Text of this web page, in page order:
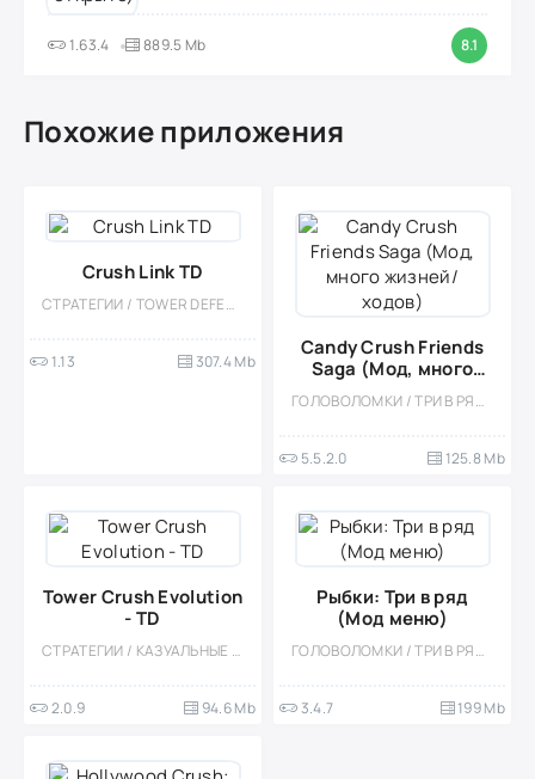
1.63.4 889.5 Mb 8.1
Похожие приложения
Crush Link TD
СТРАТЕГИИ / TOWER DEFENCE / КИБЕРПАНК / БУДУЮЩИЕ / НАУЧНАЯ ФАНТАСТИКА / БОССЫ / МОД / ПЛАТНАЯ
1.13 307.4 Mb
Candy Crush Friends
Saga (Мод, много
жизней/ходов)
ГОЛОВОЛОМКИ / ТРИ В РЯД / КАЗУАЛЬНЫЕ / ОДНОПОЛЬЗОВАТЕЛЬСКИЕ / СТИЛИЗАЦИЯ / ОФЛАЙН / МОД
5.5.2.0 125.8 Mb
Tower Crush Evolution
- TD
СТРАТЕГИИ / КАЗУАЛЬНЫЕ / МНОГОПОЛЬЗОВАТЕЛЬСКАЯ / СОРЕВНОВАТЕЛЬНАЯ / ОДНОПОЛЬЗОВАТЕЛЬСКИЕ / СТИЛИЗАЦИЯ / ОФЛАЙН / ФЭНТЕЗИ / ВИД СБОКУ / МАЛЕНЬКАЯ / ИНДИ / МОД
2.0.9 94.6 Mb
Рыбки: Три в ряд
(Мод меню)
ГОЛОВОЛОМКИ / ТРИ В РЯД / КАЗУАЛЬНЫЕ / ОДНОПОЛЬЗОВАТЕЛЬСКИЕ / СТИЛИЗАЦИЯ / ПО МУЛЬТФИЛЬМАМ / ОФЛАЙН / МОД / ВСТРОЕННЫЙ КЕШ
3.4.7 199 Mb